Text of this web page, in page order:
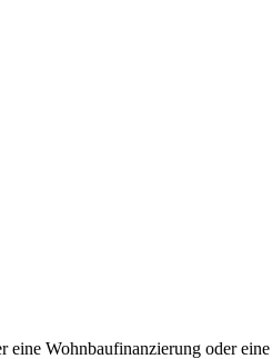
Wohnbaufinanzierung oder